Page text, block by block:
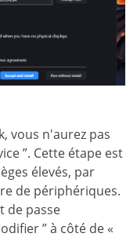
vous n'aurez pas
”. Cette étape est
élevés, par
de périphériques.
de passe
” à côté de «